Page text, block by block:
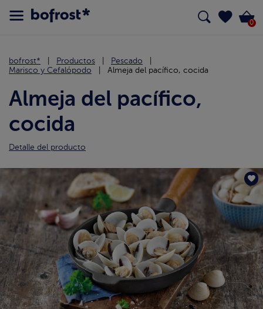
0
bofrost* Productos
Pescado
Marisco y Cefalópodo
Almeja del pacífico, cocida
Almeja del pacífico,
cocida
Detalle del producto